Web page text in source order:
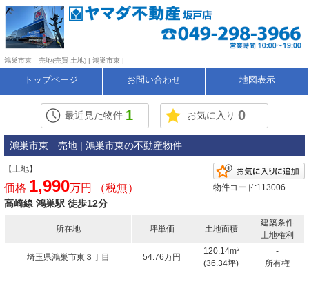
鴻巣市東 売地(売買 土地) | 鴻巣市東 |
トップページ お問い合わせ 地図表示
最近見た物件 1 お気に入り 0
鴻巣市東 売地 | 鴻巣市東の不動産物件
【土地】
価格 1,990万円 （税無）
高崎線 鴻巣駅 徒歩12分
物件コード:113006
所在地 坪単価 土地面積
建築条件
土地権利
埼玉県鴻巣市東３丁目 54.76万円
120.14m2
(36.34坪)
-
所有権